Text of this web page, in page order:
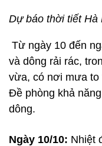
Dự báo thời tiết Hà
Từ ngày 10 đến
và dông rải rác,
vừa, có nơi mưa to
Đề phòng khả
dông.
Ngày 10/10: Nhiệt